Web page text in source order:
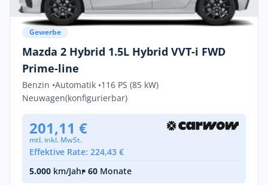
Gewerbe
Mazda 2 Hybrid 1.5L Hybrid VVT-i FWD
Prime-line
Benzin •Automatik •116 PS (85 kW)
Neuwagen(konfigurierbar)
201,11 €
mtl. inkl. MwSt.
Effektive Rate: 224,43 €
5.000 km/Jahr• 60 Monate